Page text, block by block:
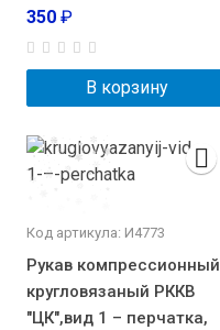
350 ₽
В корзину
Код артикула: И4773
Рукав компрессионный
кругловязаный РККВ
"ЦК",вид 1 – перчатка,